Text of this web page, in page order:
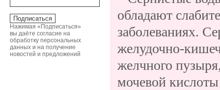
Нажимая «Подписаться»
вы даёте согласие на
обработку персональных
данных и на получение
новостей и предложений
обладают
заболеваниях.
желудочно-
желчного
мочевой